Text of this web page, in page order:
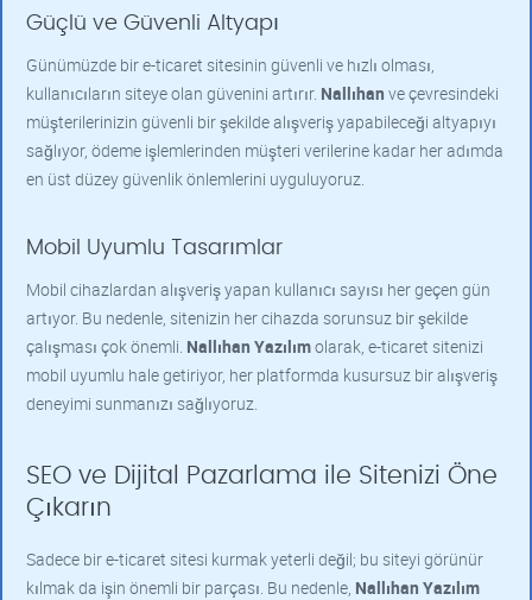
Güçlü ve Güvenli Altyapı
Günümüzde bir e-ticaret sitesinin güvenli ve hızlı olması,
kullanıcıların siteye olan güvenini artırır. Nallıhan ve çevresindeki
müşterilerinizin güvenli bir şekilde alışveriş yapabileceği altyapıyı
sağlıyor, ödeme işlemlerinden müşteri verilerine kadar her adımda
en üst düzey güvenlik önlemlerini uyguluyoruz.
Mobil Uyumlu Tasarımlar
Mobil cihazlardan alışveriş yapan kullanıcı sayısı her geçen gün
artıyor. Bu nedenle, sitenizin her cihazda sorunsuz bir şekilde
çalışması çok önemli. Nallıhan Yazılımolarak, e-ticaret sitenizi
mobil uyumlu hale getiriyor, her platformda kusursuz bir alışveriş
deneyimi sunmanızı sağlıyoruz.
SEO ve Dijital Pazarlama ile Sitenizi Öne
Çıkarın
Sadece bir e-ticaret sitesi kurmak yeterli değil; bu siteyi görünür
kılmak da işin önemli bir parçası. Bu nedenle, Nallıhan Yazılım